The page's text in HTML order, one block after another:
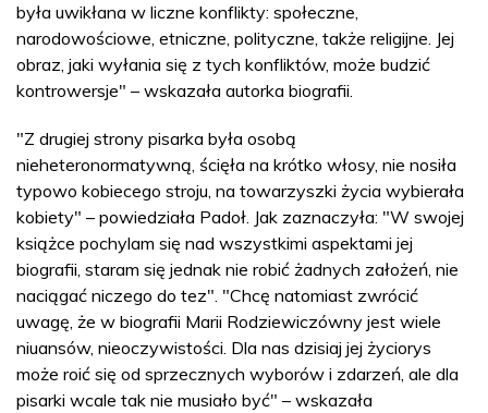
była uwikłana w liczne konflikty: społeczne,
narodowościowe, etniczne, polityczne, także religijne. Jej
obraz, jaki wyłania się z tych konfliktów, może budzić
kontrowersje" – wskazała autorka biografii.
"Z drugiej strony pisarka była osobą
nieheteronormatywną, ścięła na krótko włosy, nie nosiła
typowo kobiecego stroju, na towarzyszki życia wybierała
kobiety" – powiedziała Padoł. Jak zaznaczyła: "W swojej
książce pochylam się nad wszystkimi aspektami jej
biografii, staram się jednak nie robić żadnych założeń, nie
naciągać niczego do tez". "Chcę natomiast zwrócić
uwagę, że w biografii Marii Rodziewiczówny jest wiele
niuansów, nieoczywistości. Dla nas dzisiaj jej życiorys
może roić się od sprzecznych wyborów i zdarzeń, ale dla
pisarki wcale tak nie musiało być" – wskazała